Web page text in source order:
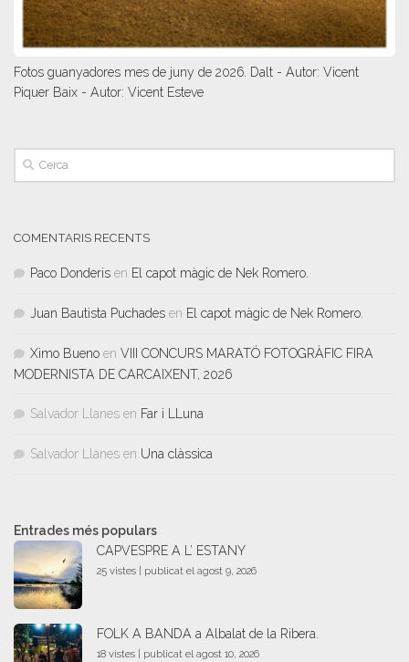
Fotos guanyadores mes de juny de 2026. Dalt - Autor: Vicent
Piquer Baix - Autor: Vicent Esteve
COMENTARIS RECENTS
Paco Donderis en El capot màgic de Nek Romero.
Juan Bautista Puchades en El capot màgic de Nek Romero.
Ximo Bueno en VIII CONCURS MARATÓ FOTOGRÀFIC FIRA
MODERNISTA DE CARCAIXENT, 2026
Salvador Llanes en Far i LLuna
Salvador Llanes en Una clàssica
Entrades més populars
CAPVESPRE A L’ ESTANY
25 vistes publicat el agost 9, 2026
FOLK A BANDA a Albalat de la Ribera.
18 vistes publicat el agost 10, 2026